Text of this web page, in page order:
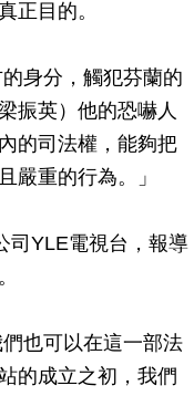
正目的。
身分，觸犯芬蘭的
振英）他的恐嚇人
的司法權，能夠把
嚴重的行為。」
司YLE電視台，報導
也可以在這一部法
的成立之初，我們